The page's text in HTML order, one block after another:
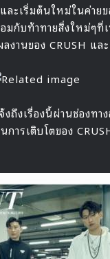
ะเริ่มต้นใหม่ในค่าย
มกับท้าทายสิ่งใหม่ๆ
านของ CRUSH แ
งเรื่องนี้ผ่านช่องทา
ารเติบโตของ